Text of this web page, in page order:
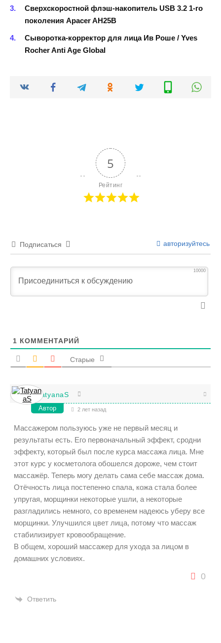
Сверхскоростной флэш-накопитель USB 3.2 1-го
поколения Apacer AH25B
Сыворотка-корректор для лица Ив Роше / Yves
Rocher Anti Age Global
5
Рейтинг
Подписаться авторизуйтесь
10000
1 КОММЕНТАРИЙ
Старые
TatyanaS
Автор 2 лет назад
Массажером пользуюсь уже не первый месяц и
результаты есть. Его первоначальный эффект, сродни
эффекту, который был после курса массажа лица. Мне
этот курс у косметолога обошелся дороже, чем стоит
массажёр. Теперь могу делать сама себе массаж дома.
Отёчность лица постепенно спала, кожа стала более
упругая, морщинки некоторые ушли, а некоторые
разгладились немного, со временем надеюсь уберу все
морщинки. Улучшился цвет лица, потому что массаж
стабилизирует кровообращение.
В общем, хороший массажер для ухода за лицом в
домашних условиях.
0
Ответить